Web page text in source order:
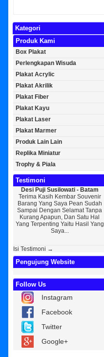
Kategori
Produk Kami
Box Plakat
Perlengkapan Wisuda
Plakat Acrylic
Plakat Akrilik
Plakat Fiber
Plakat Kayu
Plakat Laser
Plakat Marmer
Produk Lain Lain
Replika Miniatur
Trophy & Piala
Testimoni
Desi Puji Susilowati - Batam
Terima Kasih Kembar Souvenir
Barang Yang Saya Pean Sudah
Sampai Dengan Selamat Tanpa
Kurang Apapun, Dan Satu Hal
Yang Terpenting Yaitu Hasil Yang
Saya...
Isi Testimoni →
Pengujung Website
Follow Us
Instagram
Facebook
Twitter
Google+